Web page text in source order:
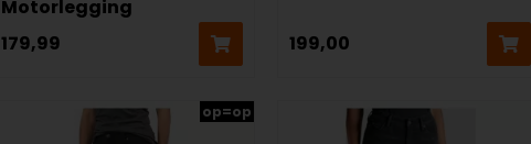
Motorlegging
179,99
199,00
op=op